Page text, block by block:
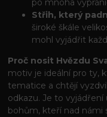
po mnoha
Střih, který
široké škále
mohl vyjádřit
Proč nosit Hvězdu
motiv je ideální pro ty,
tematice a chtějí
odkazu. Je to
bohům, kteří nad námi